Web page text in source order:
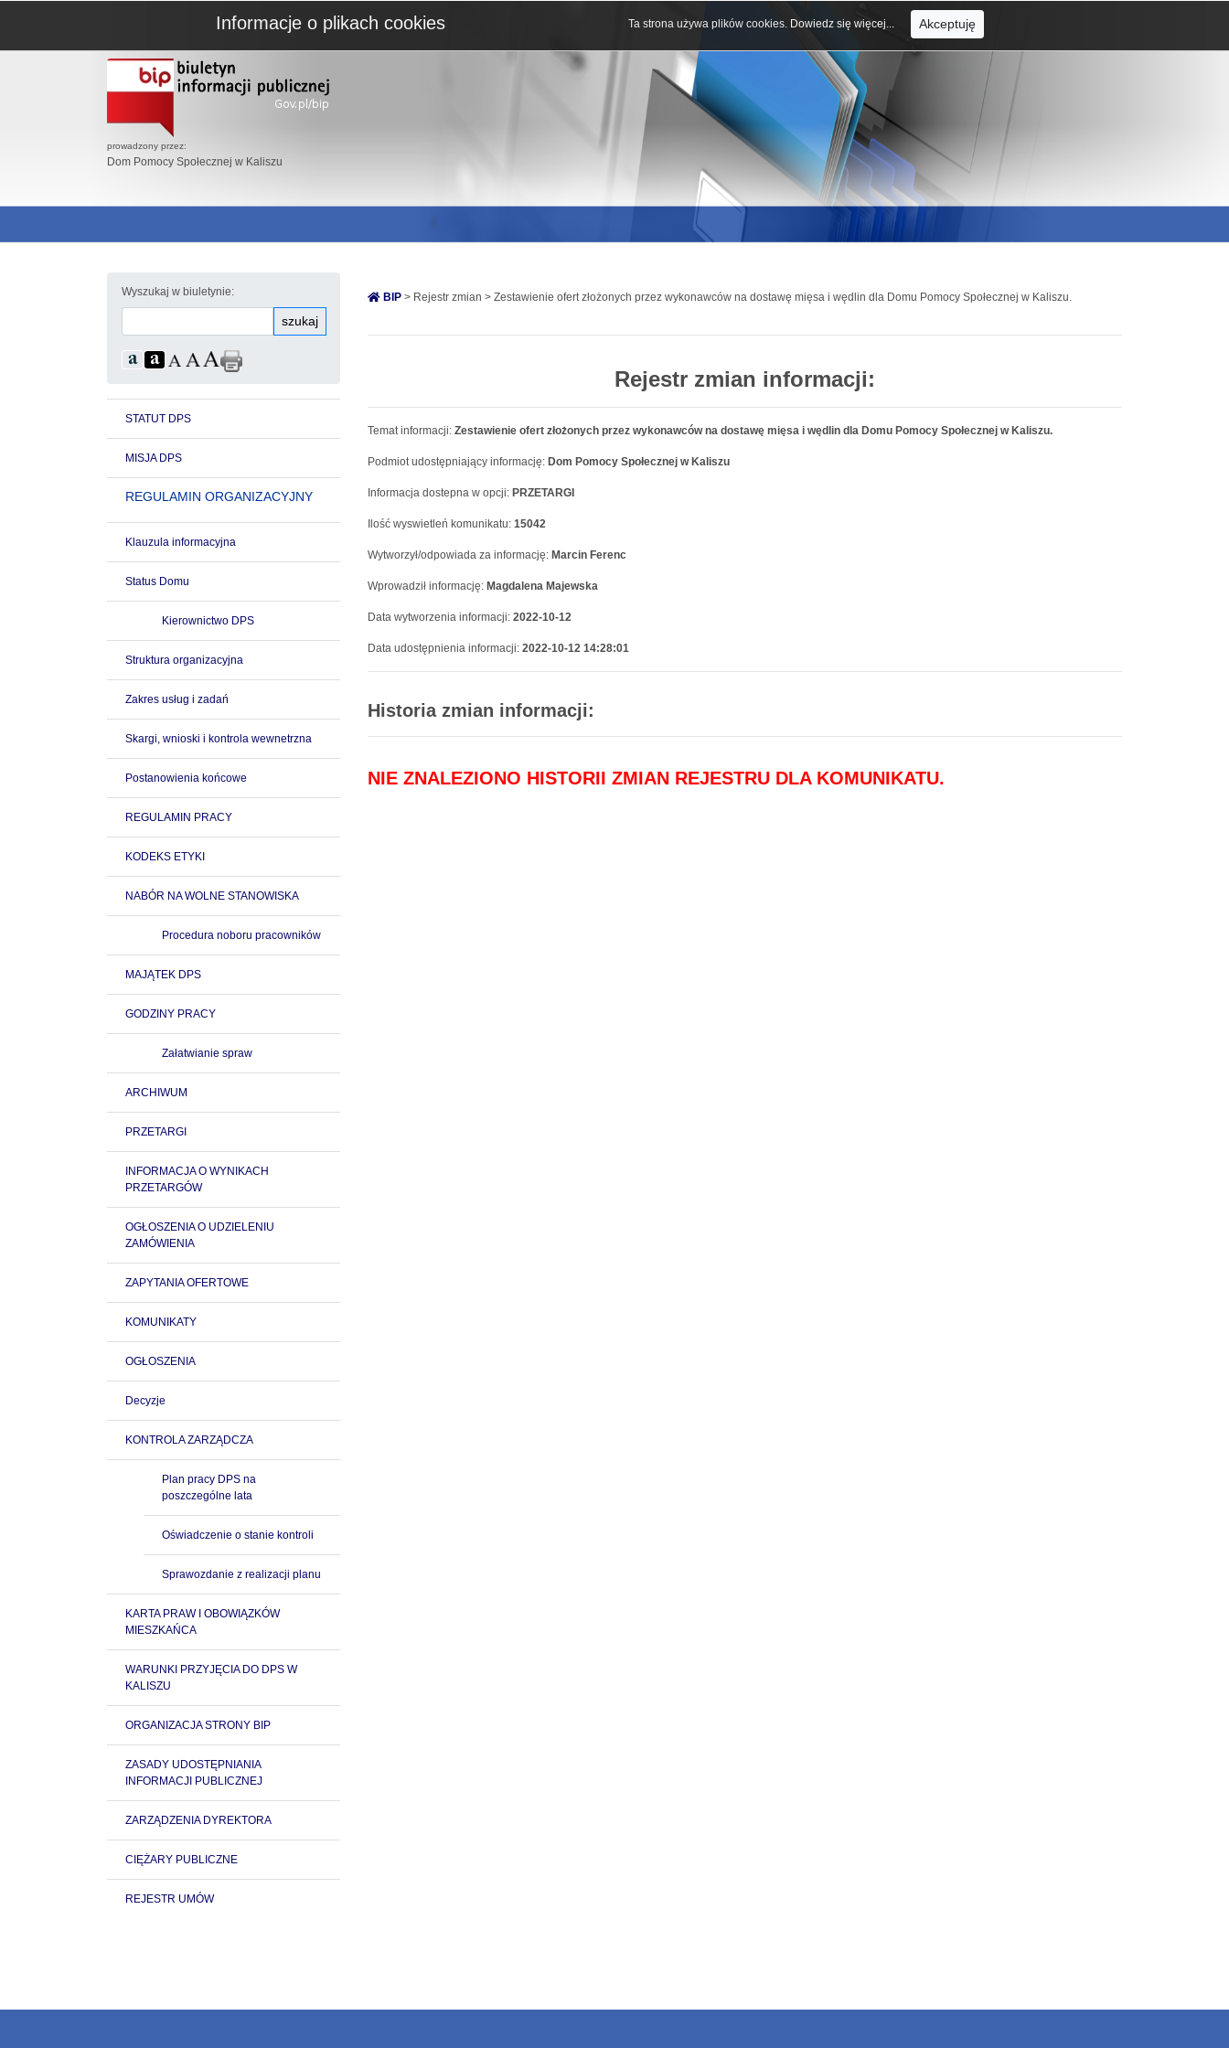
prowadzony przez:
Dom Pomocy Społecznej w Kaliszu
Wyszukaj w biuletynie:
szukaj
STATUT DPS
MISJA DPS
REGULAMIN ORGANIZACYJNY
Klauzula informacyjna
Status Domu
Kierownictwo DPS
Struktura organizacyjna
Zakres usług i zadań
Skargi, wnioski i kontrola wewnetrzna
Postanowienia końcowe
REGULAMIN PRACY
KODEKS ETYKI
NABÓR NA WOLNE STANOWISKA
Procedura noboru pracowników
MAJĄTEK DPS
GODZINY PRACY
Załatwianie spraw
ARCHIWUM
PRZETARGI
INFORMACJA O WYNIKACH
PRZETARGÓW
OGŁOSZENIA O UDZIELENIU
ZAMÓWIENIA
ZAPYTANIA OFERTOWE
KOMUNIKATY
OGŁOSZENIA
Decyzje
KONTROLA ZARZĄDCZA
Plan pracy DPS na
poszczególne lata
Oświadczenie o stanie kontroli
Sprawozdanie z realizacji planu
KARTA PRAW I OBOWIĄZKÓW
MIESZKAŃCA
WARUNKI PRZYJĘCIA DO DPS W
KALISZU
ORGANIZACJA STRONY BIP
ZASADY UDOSTĘPNIANIA
INFORMACJI PUBLICZNEJ
ZARZĄDZENIA DYREKTORA
CIĘŻARY PUBLICZNE
REJESTR UMÓW
BIP > Rejestr zmian > Zestawienie ofert złożonych przez wykonawców na dostawę mięsa i wędlin dla Domu Pomocy Społecznej w Kaliszu.
Rejestr zmian informacji:
Temat informacji: Zestawienie ofert złożonych przez wykonawców na dostawę mięsa i wędlin dla Domu Pomocy Społecznej w Kaliszu.
Podmiot udostępniający informację: Dom Pomocy Społecznej w Kaliszu
Informacja dostepna w opcji: PRZETARGI
Ilość wyswietleń komunikatu: 15042
Wytworzył/odpowiada za informację: Marcin Ferenc
Wprowadził informację: Magdalena Majewska
Data wytworzenia informacji: 2022-10-12
Data udostępnienia informacji: 2022-10-12 14:28:01
Historia zmian informacji:
NIE ZNALEZIONO HISTORII ZMIAN REJESTRU DLA KOMUNIKATU.
Informacje o plikach cookies Ta strona używa plików cookies. Dowiedz się więcej... Akceptuję